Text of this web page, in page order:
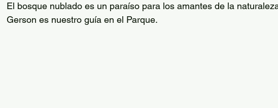
El bosque nublado es un paraíso para los amantes de la
Gerson es nuestro guía en el Parque.